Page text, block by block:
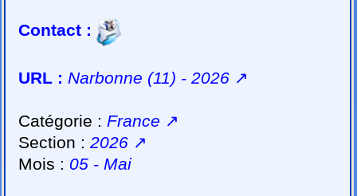
Contact :
URL : Narbonne (11) - 2026 ↗
Catégorie : France ↗
Section :2026 ↗
Mois : 05 - Mai